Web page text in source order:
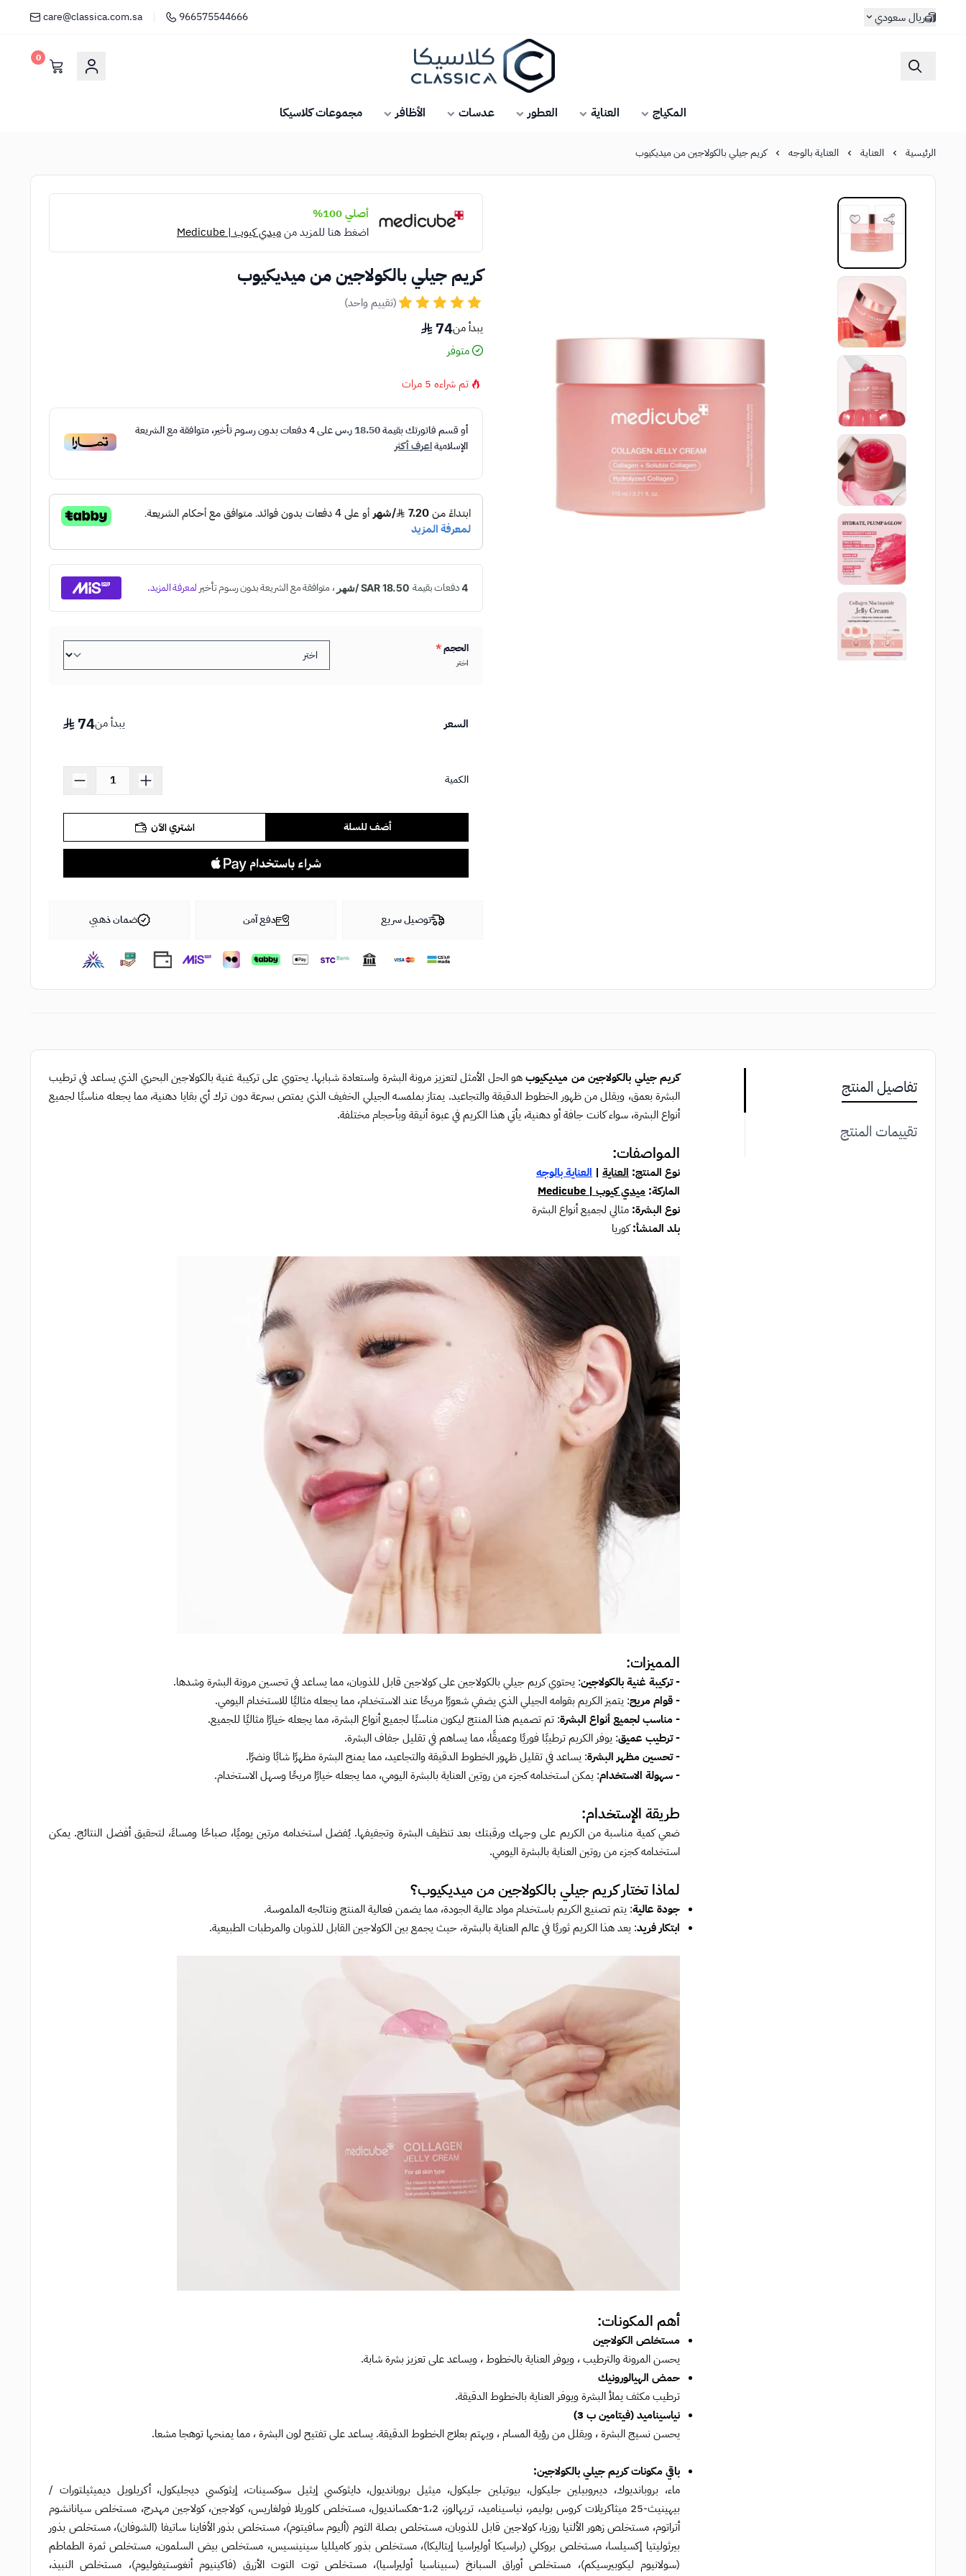
ريال سعودي 966575544666
care@classica.com.sa
كلاسيكا
0
المكياج العناية العطور عدسات الأظافر مجموعات كلاسيكا
الرئيسية العناية العناية بالوجه كريم جيلي بالكولاجين من ميديكيوب
أصلي 100%
اضغط هنا للمزيد منميدي كيوب | Medicube
كريم جيلي بالكولاجين من ميديكيوب
(تقييم واحد)
يبدأ من74
متوفر
تم شراءه 5 مرات
أو قسم فاتورتك بقيمة18.50 ر.س على4دفعات بدون رسوم تأخير، متوافقة مع الشريعة
الإسلاميةاعرف أكثر
الحجم*
اختر
السعر يبدأ من74
الكمية
أضف للسلة اشتري الآن
توصيل سريع دفع آمن ضمان ذهبي
تفاصيل المنتج
تقييمات المنتج
كريم جيلي بالكولاجين من ميديكيوبهو الحل الأمثل لتعزيز مرونة البشرة واستعادة شبابها. يحتوي على تركيبة غنية بالكولاجين البحري الذي يساعد في ترطيب
البشرة بعمق، ويقلل من ظهور الخطوط الدقيقة والتجاعيد. يمتاز بملمسه الجيلي الخفيف الذي يمتص بسرعة دون ترك أي بقايا دهنية، مما يجعله مناسبًا لجميع
أنواع البشرة، سواء كانت جافة أو دهنية، يأتي هذا الكريم في عبوة أنيقة وبأحجام مختلفة.
المواصفات:
نوع المنتج: العناية | العناية بالوجه
الماركة: ميدي كيوب | Medicube
نوع البشرة: مثالي لجميع أنواع البشرة
بلد المنشأ:كوريا
المميزات:
- تركيبة غنية بالكولاجين: يحتوي كريم جيلي بالكولاجين على كولاجين قابل للذوبان، مما يساعد في تحسين مرونة البشرة وشدها.
- قوام مريح: يتميز الكريم بقوامه الجيلي الذي يضفي شعورًا مريحًا عند الاستخدام، مما يجعله مثاليًا للاستخدام اليومي.
- مناسب لجميع أنواع البشرة: تم تصميم هذا المنتج ليكون مناسبًا لجميع أنواع البشرة، مما يجعله خيارًا مثاليًا للجميع.
- ترطيب عميق: يوفر الكريم ترطيبًا فوريًا وعميقًا، مما يساهم في تقليل جفاف البشرة.
- تحسين مظهر البشرة: يساعد في تقليل ظهور الخطوط الدقيقة والتجاعيد، مما يمنح البشرة مظهرًا شابًا ونضرًا.
- سهولة الاستخدام: يمكن استخدامه كجزء من روتين العناية بالبشرة اليومي، مما يجعله خيارًا مريحًا وسهل الاستخدام.
طريقة الإستخدام:
ضعي كمية مناسبة من الكريم على وجهك ورقبتك بعد تنظيف البشرة وتجفيفها. يُفضل استخدامه مرتين يوميًا، صباحًا ومساءً، لتحقيق أفضل النتائج. يمكن
استخدامه كجزء من روتين العناية بالبشرة اليومي.
لماذا تختار كريم جيلي بالكولاجين من ميديكيوب؟
جودة عالية: يتم تصنيع الكريم باستخدام مواد عالية الجودة، مما يضمن فعالية المنتج ونتائجه الملموسة.
ابتكار فريد: يعد هذا الكريم ثوريًا في عالم العناية بالبشرة، حيث يجمع بين الكولاجين القابل للذوبان والمرطبات الطبيعية.
أهم المكونات:
مستخلص الكولاجين
يحسن المرونة والترطيب ، ويوفر العناية بالخطوط ، ويساعد على تعزيز بشرة شابة.
حمض الهيالورونيك
ترطيب مكثف يملأ البشرة ويوفر العناية بالخطوط الدقيقة.
نياسيناميد (فيتامين ب 3)
يحسن نسيج البشرة ، ويقلل من رؤية المسام ، ويهتم بعلاج الخطوط الدقيقة. يساعد على تفتيح لون البشرة ، مما يمنحها توهجا مشعا.
باقي مكونات كريم جيلي بالكولاجين:
ماء، بروبانديوك، ديبروبيلين جليكول، بيوتيلين جليكول، ميثيل بروبانديول، دايثوكسي إيثيل سوكسينات، إيثوكسي ديجليكول، أكريلويل ديميثيلتورات /
بيهينيث-25 ميثاكريلات كروس بوليمر، نياسيناميد، تريهالوز، 1،2-هكسانديول، مستخلص كلوريلا فولغاريس، كولاجين، كولاجين مهدرج، مستخلص سيانانشوم
أتراتوم، مستخلص زهور الألتيا روزيا، كولاجين قابل للذوبان، مستخلص بصلة الثوم (أليوم سافيتوم)، مستخلص بذور الأفاينا ساتيفا (الشوفان)، مستخلص بذور
بيرثوليتيا إكسيلسا، مستخلص بروكلي (براسيكا أوليراسيا إيتاليكا)، مستخلص بذور كاميلليا سينينسيس، مستخلص بيض السلمون، مستخلص ثمرة الطماطم
(سولانيوم ليكوبيرسيكم)، مستخلص أوراق السبانخ (سبيناسيا أوليراسيا)، مستخلص توت التوت الأزرق (فاكينيوم أنغوستيفوليوم)، مستخلص النبيذ،